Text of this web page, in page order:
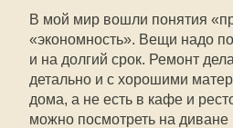
В мой мир вошли понятия
«экономность». Вещи надо
и на долгий срок. Ремонт
детально и с хорошими
дома, а не есть в кафе и
можно посмотреть на диване